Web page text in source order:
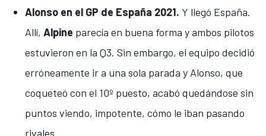
Alonso en el GP de España 2021. Y llegó España.
Allí, Alpine parecía en buena forma y ambos pilotos
estuvieron en la Q3. Sin embargo, el equipo decidió
erróneamente ir a una sola parada y Alonso, que
coqueteó con el 10º puesto, acabó quedándose sin
puntos viendo, impotente, cómo le iban pasando
rivales.